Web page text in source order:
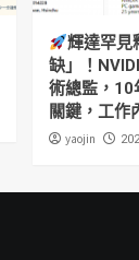
輝達罕見
缺」！
術總監，10
關鍵，工作
yaojin